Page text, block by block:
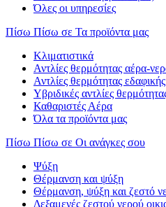
Όλες οι υπηρεσίες
Πίσω Πίσω σε Τα προϊόντα μας
Κλιματιστικά
Αντλίες θερμότητας αέρα-
Αντλίες θερμότητας
Υβριδικές αντλίες
Καθαριστές Αέρα
Όλα τα προϊόντα μας
Πίσω Πίσω σε Οι ανάγκες σου
Ψύξη
Θέρμανση και ψύξη
Θέρμανση, ψύξη και ζεστό
Δεξαμενές ζεστού νερού